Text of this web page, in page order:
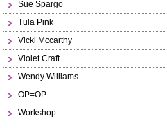
Sue Spargo
Tula Pink
Vicki Mccarthy
Violet Craft
Wendy Williams
OP=OP
Workshop